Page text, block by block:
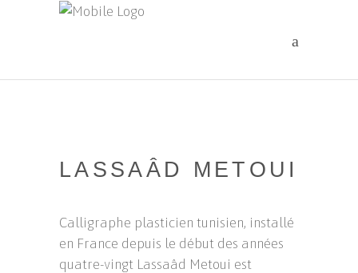
LASSAÂD METOUI
Calligraphe plasticien tunisien, installé
en France depuis le début des années
quatre-vingt Lassaâd Metoui est